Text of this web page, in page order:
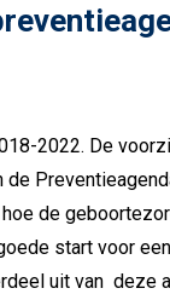
2022. De
de
start voor
uit van deze